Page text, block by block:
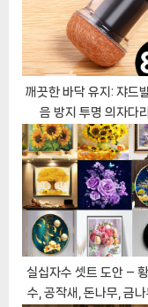
o
s
t
:
t
:
깨끗한 바닥 유지: 쟈드
음 방지 투명 의자다
실십자수 셋트 도안 –
수, 공작새, 돈나무, 금나